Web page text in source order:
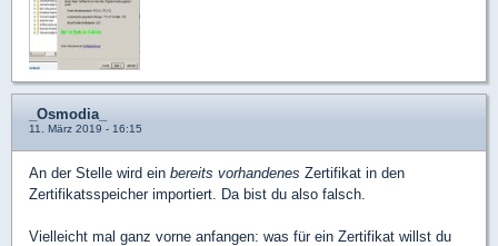
_Osmodia_
11. März 2019 - 16:15
An der Stelle wird ein bereits vorhandenes Zertifikat in den
Zertifikatsspeicher importiert. Da bist du also falsch.
Vielleicht mal ganz vorne anfangen: was für ein Zertifikat willst du